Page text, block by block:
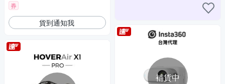
券
貨到通知我
補貨中